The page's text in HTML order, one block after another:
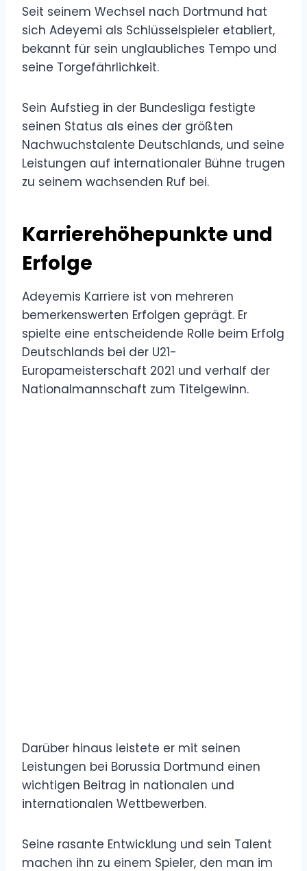
Seit seinem Wechsel nach Dortmund hat
sich Adeyemi als Schlüsselspieler etabliert,
bekannt für sein unglaubliches Tempo und
seine Torgefährlichkeit.
Sein Aufstieg in der Bundesliga festigte
seinen Status als eines der größten
Nachwuchstalente Deutschlands, und seine
Leistungen auf internationaler Bühne trugen
zu seinem wachsenden Ruf bei.
Karrierehöhepunkte und
Erfolge
Adeyemis Karriere ist von mehreren
bemerkenswerten Erfolgen geprägt. Er
spielte eine entscheidende Rolle beim Erfolg
Deutschlands bei der U21-
Europameisterschaft 2021 und verhalf der
Nationalmannschaft zum Titelgewinn.
Darüber hinaus leistete er mit seinen
Leistungen bei Borussia Dortmund einen
wichtigen Beitrag in nationalen und
internationalen Wettbewerben.
Seine rasante Entwicklung und sein Talent
machen ihn zu einem Spieler, den man im